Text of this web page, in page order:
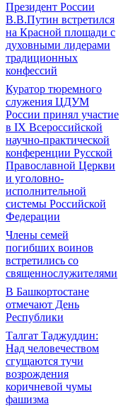
Президент России
В.В.Путин встретился
на Красной площади с
духовными лидерами
традиционных
конфессий
Куратор тюремного
служения ЦДУМ
России принял участие
в IX Всероссийской
научно-практической
конференции Русской
Православной Церкви
и уголовно-
исполнительной
системы Российской
Федерации
Члены семей
погибших воинов
встретились со
священнослужителями
В Башкортостане
отмечают День
Республики
Талгат Таджуддин:
Над человечеством
сгущаются тучи
возрождения
коричневой чумы
фашизма